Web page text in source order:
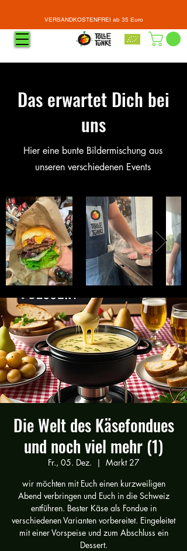
VERSANDKOSTENFREI ab 35 Euro
Das erwartet Dich bei
uns
Hier eine bunte Bildermischung aus
unseren verschiedenen Events
Die Welt des Käsefondues
und noch viel mehr (1)
Fr., 05. Dez.
  |
Markt 27
wir möchten mit Euch einen kurzweiligen
Abend verbringen und Euch in die Schweiz
entführen. Bester Käse als Fondue in
verschiedenen Varianten vorbereitet. Eingeleitet
mit einer Vorspeise und zum Abschluss ein
Dessert.